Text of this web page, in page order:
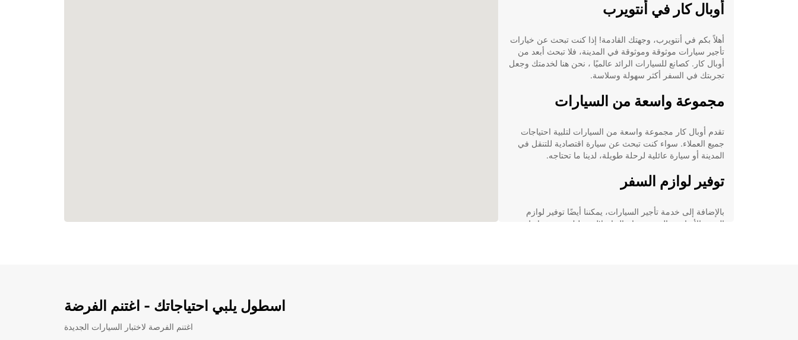
أوبال كار في أنتويرب
أهلاً بكم في أنتويرب، وجهتك القادمة! إذا كنت تبحث عن خيارات
تأجير سيارات موثوقة وموثوقة في المدينة، فلا تبحث أبعد من
أوبال كار. كصانع للسيارات الرائد عالميًا ، نحن هنا لخدمتك وجعل
تجربتك في السفر أكثر سهولة وسلاسة.
مجموعة واسعة من السيارات
تقدم أوبال كار مجموعة واسعة من السيارات لتلبية احتياجات
جميع العملاء. سواء كنت تبحث عن سيارة اقتصادية للتنقل في
المدينة أو سيارة عائلية لرحلة طويلة، لدينا ما تحتاجه.
توفير لوازم السفر
بالإضافة إلى خدمة تأجير السيارات، يمكننا أيضًا توفير لوازم
السفر الأساسية التي ستحتاج إليها خلال رحلتك. من خرائط
اسطول يلبي احتياجاتك - اغتنم الفرضة
اغتنم الفرصة لاختبار السيارات الجديدة